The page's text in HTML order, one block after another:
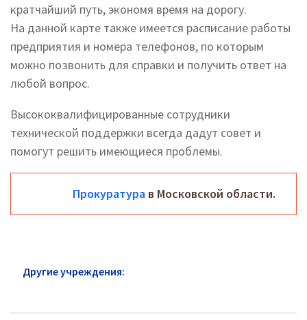
кратчайший путь, экономя время на дорогу.
На данной карте также имеется расписание работы
предприятия и номера телефонов, по которым
можно позвонить для справки и получить ответ на
любой вопрос.
Высококвалифицированные сотрудники
технической поддержки всегда дадут совет и
помогут решить имеющиеся проблемы.
Прокуратура в Московской области.
Другие учреждения: